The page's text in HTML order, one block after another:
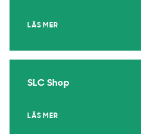
LÄS MER
SLC Shop
LÄS MER